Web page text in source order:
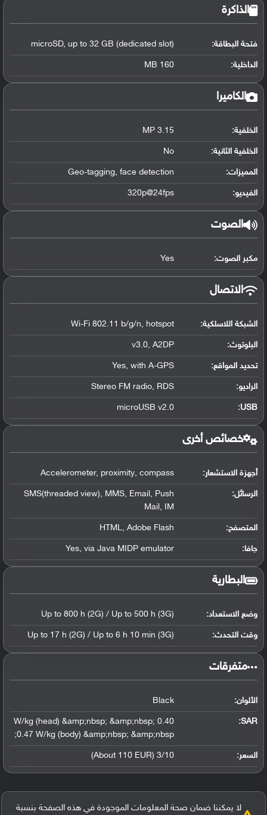
الذاكرة
فتحة البطاقة: microSD, up to 32 GB (dedicated slot)
الداخلية: 160 MB
الكاميرا
الخلفية: 3.15 MP
الخلفية الثانية: No
المميزات: Geo-tagging, face detection
الفيديو: 320p@24fps
الصوت
مكبر الصوت: Yes
الاتصال
الشبكة اللاسلكية: Wi-Fi 802.11 b/g/n, hotspot
البلوتوث:
v3.0, A2DP
تحديد المواقع:
Yes, with A-GPS
الراديو: Stereo FM radio, RDS
USB
:
microUSB v2.0
خصائص أخرى
أجهزة الاستشعار: Accelerometer, proximity, compass
الرسائل:
SMS(threaded view), MMS, Email, Push
Mail, IM
المتصفح: HTML, Adobe Flash
جافا: Yes, via Java MIDP emulator
البطارية
وضع الاستعداد: Up to 800 h (2G) / Up to 500 h (3G)
وقت التحدث: Up to 17 h (2G) / Up to 6 h 10 min (3G)
‏متفرقات‏
الألوان: Black
SAR
:
0.40 W/kg (head) &amp;nbsp; &amp;nbsp;
0.47 W/kg (body) &amp;nbsp; &amp;nbsp;
السعر: 3/10 (About 110 EUR)
لا يمكننا ضمان صحة المعلومات الموجودة في هذه الصفحة بنسبة